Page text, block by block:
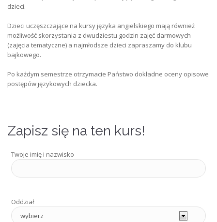
dzieci.
Dzieci uczęszczające na kursy języka angielskiego mają również
możliwość skorzystania z dwudziestu godzin zajęć darmowych
(zajęcia tematyczne) a najmłodsze dzieci zapraszamy do klubu
bajkowego.
Po każdym semestrze otrzymacie Państwo dokładne oceny opisowe
postępów językowych dziecka.
Zapisz się na ten kurs!
Twoje imię i nazwisko
Oddział